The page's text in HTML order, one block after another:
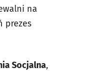
na
prezes
Socjalna,